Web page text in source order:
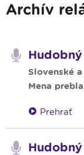
Archív
Slovenské
Mena
Prehrať